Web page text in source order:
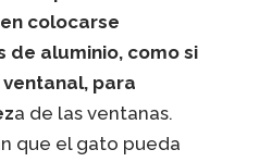
colocarse
de aluminio, como si
para
a de las ventanas.
que el gato pueda